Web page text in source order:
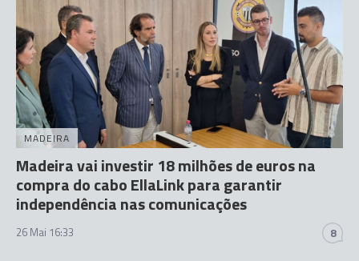
MADEIRA
Madeira vai investir 18 milhões de euros na
compra do cabo EllaLink para garantir
independência nas comunicações
26 Mai 16:33 8